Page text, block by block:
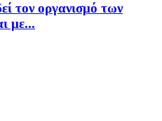
τον οργανισμό των
με...